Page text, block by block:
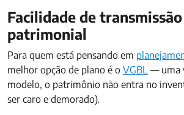
Facilidade de
patrimonial
Para quem está pensando em
melhor opção de plano é o VGBL — uma
modelo, o patrimônio não entra no
ser caro e demorado).